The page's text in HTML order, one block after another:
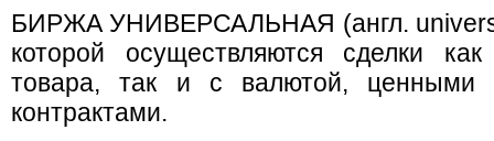
БИРЖА УНИВЕРСАЛЬНАЯ (англ.
которой осуществляются сделки
товара, так и с валютой, ценными
контрактами.